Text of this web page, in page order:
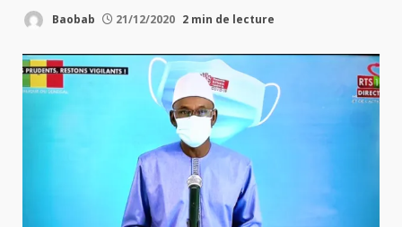
Baobab 21/12/2020 2 min de lecture